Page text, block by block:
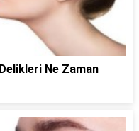
Ne Zaman